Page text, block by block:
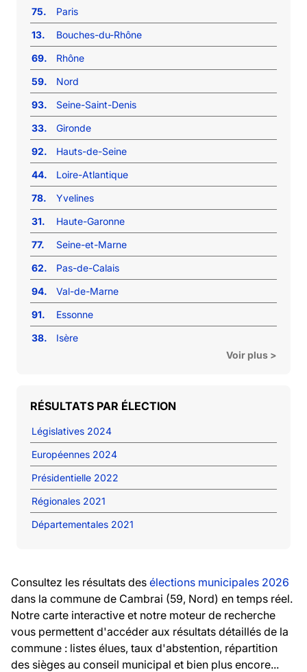
75.
Paris
13.
Bouches-du-Rhône
69.
Rhône
59.
Nord
93.
Seine-Saint-Denis
33.
Gironde
92.
Hauts-de-Seine
44.
Loire-Atlantique
78.
Yvelines
31.
Haute-Garonne
77.
Seine-et-Marne
62.
Pas-de-Calais
94.
Val-de-Marne
91.
Essonne
38.
Isère
Voir plus >
RÉSULTATS PAR ÉLECTION
Législatives 2024
Européennes 2024
Présidentielle 2022
Régionales 2021
Départementales 2021
Consultez les résultats des élections municipales 2026
dans la commune de Cambrai (59, Nord) en temps réel.
Notre carte interactive et notre moteur de recherche
vous permettent d'accéder aux résultats détaillés de la
commune : listes élues, taux d'abstention, répartition
des sièges au conseil municipal et bien plus encore...